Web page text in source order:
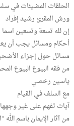
الحلقات المضيئات في
ورش المقرئ رشيد إفراد
إن لله تسعة وتسعين اسما من أحصاها
أحكام ومسائل يجب أن
مسائل حول إجزاء
من فقه البيوع البيوع
ياسين رخصي
مع السلف في القيام
آيات تفهم على غير
من آثار الإيمان باسم